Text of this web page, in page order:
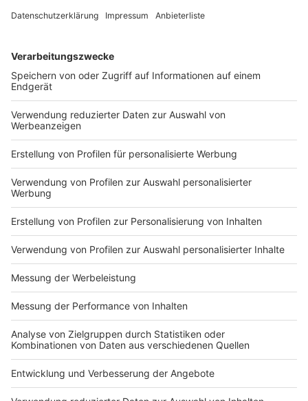
Einschränkungen kommen, auch auf der Schiene. So
wird es beispielsweise in Ostwestfalen eine Sperrung
beiLage (Lippe)
Bahnen Busse. Die Gleiserneuerungen finden vom 5. bis
29. Juli statt.
Anzeige
Anzeige
Die wahrscheinlich nervenaufreibendste Sperrung wird
es zwischen dem22. Juli und 2. August am Kreuz
Kaiserberg
geben. Die Bahnstrecken zwischen
Duisburg und Oberhausen
und Regionalverkehr kommt dadurch zum Erliegen.
Züge aus südlich kommender Richtung (Köln,
Düsseldorfer Flughafen, auch nicht in Duisburg,